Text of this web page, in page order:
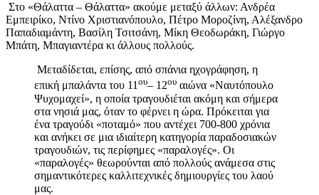
Στο «Θάλαττα – Θάλαττα» ακούμε μεταξύ άλλων: Ανδρέα
Εμπειρίκο, Ντίνο Χριστιανόπουλο, Πέτρο Μοροζίνη, Αλέξανδρο
Παπαδιαμάντη, Βασίλη Τσιτσάνη, Μίκη Θεοδωράκη, Γιώργο
Μπάτη, Μπαγιαντέρα κι άλλους πολλούς.
Μεταδίδεται, επίσης, από σπάνια ηχογράφηση, η
επική μπαλάντα του 11ου– 12ου αιώνα «Ναυτόπουλο
Ψυχομαχεί», η οποία τραγουδιέται ακόμη και σήμερα
στα νησιά μας, όταν το φέρνει η ώρα. Πρόκειται για
ένα τραγούδι «ποταμό» που αντέχει 700-800 χρόνια
και ανήκει σε μια ιδιαίτερη κατηγορία παραδοσιακών
τραγουδιών, τις περίφημες «παραλογές». Οι
«παραλογές» θεωρούνται από πολλούς ανάμεσα στις
σημαντικότερες καλλιτεχνικές δημιουργίες του λαού
μας.